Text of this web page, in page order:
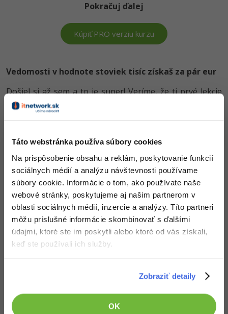
Táto webstránka používa súbory cookies
Na prispôsobenie obsahu a reklám, poskytovanie funkcií
sociálnych médií a analýzu návštevnosti používame
súbory cookie. Informácie o tom, ako používate naše
webové stránky, poskytujeme aj našim partnerom v
oblasti sociálnych médií, inzercie a analýzy. Títo partneri
môžu príslušné informácie skombinovať s ďalšími
údajmi, ktoré ste im poskytli alebo ktoré od vás získali,
keď ste používali ich služby.
Zobraziť detaily
OK
Pokračuj ďalej
Kúpiť PRO verziu kurzu
Vedomosti v hodnote stoviek tisíc získaš za pár eur
Došiel si až sem a to je super! Veríme, že ti prvé lekcie
ukázali niečo nového a užitočného.
Chceš v kurze pokračovať? Prejdi do
Obsah článku spadá pod licenciu Premium
sozmluvnými podmienkami.
Čo od nás v ďalších lekciách dostaneš?
Prístup k jednotlivým lekciám podľa spôsobu
obstarania.
Kvalitné znalostiv oblasti IT.